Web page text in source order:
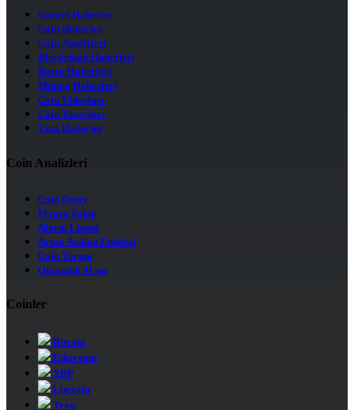
Güncel Haberler
Coin Haberler
Coin Analizleri
Blockchain Haberleri
Borsa Haberleri
Mining Haberleri
Coin Videoları
Coin Yazarları
Tüm Haberler
Coin Analizleri
Coin Detay
Piyasa Takip
Alarm Listesi
Artan Azalan Endeksi
Coin Yorum
Otomatik Al sat
Coinler
Bitcoin
Ethereum
XRP
Litecoin
Tron